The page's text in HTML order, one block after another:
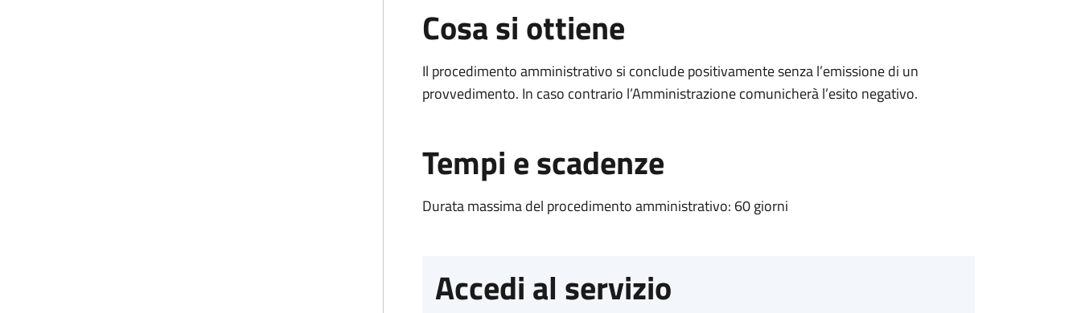
Cosa si ottiene
Il procedimento amministrativo si conclude positivamente senza l’emissione di un
provvedimento. In caso contrario l’Amministrazione comunicherà l’esito negativo.
Tempi e scadenze
Durata massima del procedimento amministrativo: 60 giorni
Accedi al servizio